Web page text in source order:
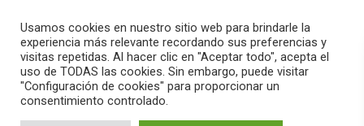
search menu pause PLAY
Usamos cookies en nuestro sitio web para brindarle la
experiencia más relevante recordando sus preferencias y
visitas repetidas. Al hacer clic en "Aceptar todo", acepta el
uso de TODAS las cookies. Sin embargo, puede visitar
"Configuración de cookies" para proporcionar un
consentimiento controlado.